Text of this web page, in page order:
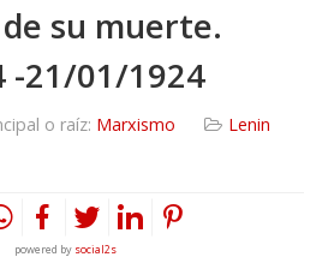
su muerte.
-21/01/1924
o raíz: Marxismo
Lenin
powered by social2s